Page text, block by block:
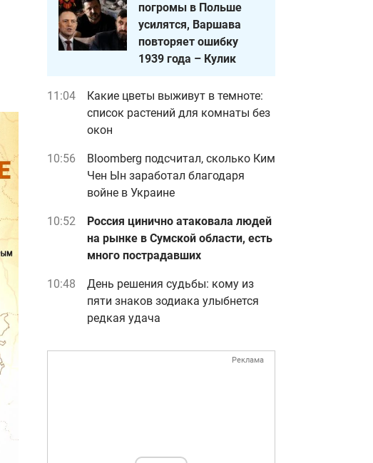
погромы в Польше
усилятся, Варшава
повторяет ошибку
1939 года – Кулик
11:04
Какие цветы выживут в темноте:
список растений для комнаты без
окон
10:56
Bloomberg подсчитал, сколько Ким
Чен Ын заработал благодаря
войне в Украине
10:52
Россия цинично атаковала людей
на рынке в Сумской области, есть
много пострадавших
10:48
День решения судьбы: кому из
пяти знаков зодиака улыбнется
редкая удача
Реклама